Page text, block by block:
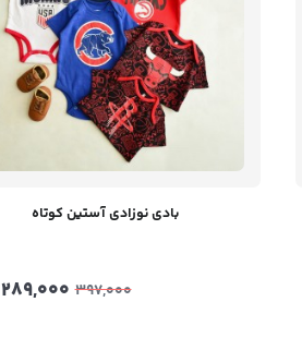
بادی نوزادی آستین کوتاه
397,000
289,000